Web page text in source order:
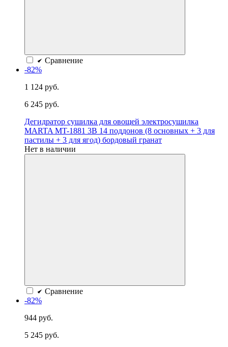
Сравнение
-82%
1 124 руб.
6 245 руб.
Дегидратор сушилка для овощей электросушилка
MARTA MT-1881 3B 14 поддонов (8 основных + 3 для
пастилы + 3 для ягод) бордовый гранат
Нет в наличии
Сравнение
-82%
944 руб.
5 245 руб.